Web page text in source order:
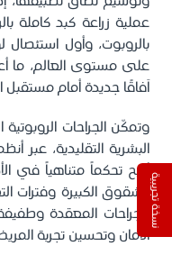
عملية زراعة كبد كاملة
بالروبوت، وأول
على مستوى العالم، ما
آفاقًا جديدة أمام
وتمكّن الجراحات
البشرية التقليدية، عبر
تُتيح تحكماً متناهياً في
الشقوق الكبيرة وفترات
للجراحات المعقدة
الأمان وتحسين تجربة
نسخة تجريبية